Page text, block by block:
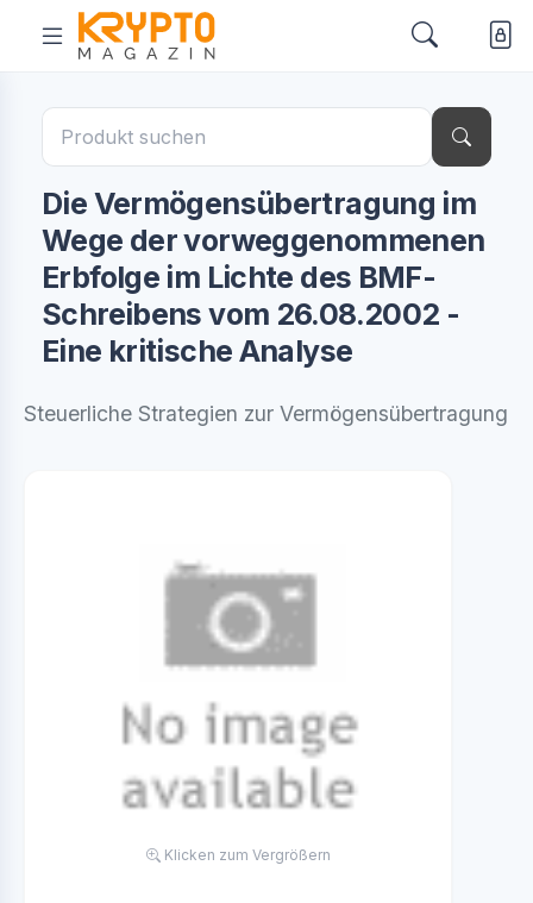
Die Vermögensübertragung im
Wege der vorweggenommenen
Erbfolge im Lichte des BMF-
Schreibens vom 26.08.2002 -
Eine kritische Analyse
Steuerliche Strategien zur Vermögensübertragung
Klicken zum Vergrößern